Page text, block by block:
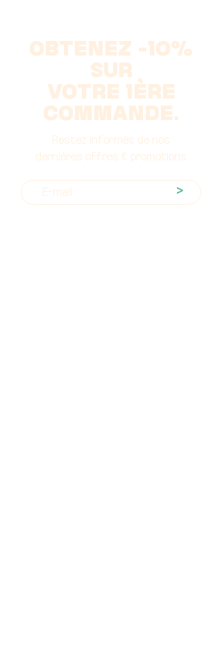
OBTENEZ -10%
SUR
VOTRE 1ÈRE
COMMANDE.
Restez informés de nos
dernières offres & promotions
>